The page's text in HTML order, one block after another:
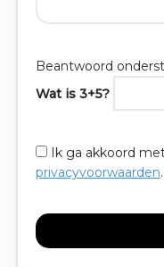
Beantwoord
Wat is 3+5?
Ik ga akkoord
privacyvoorwaarden